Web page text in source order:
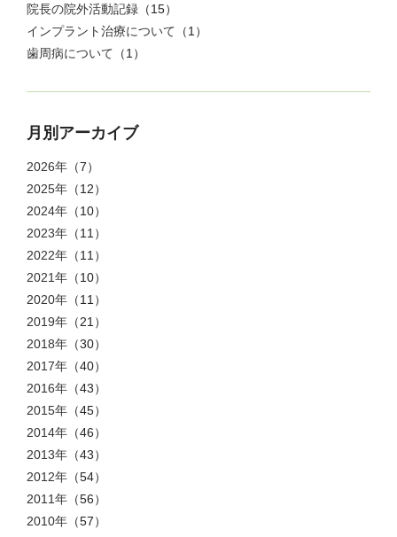
院長の院外活動記録 （15）
インプラント治療について （1）
歯周病について （1）
月別アーカイブ
2026年 （7）
2025年 （12）
2024年 （10）
2023年 （11）
2022年 （11）
2021年 （10）
2020年 （11）
2019年 （21）
2018年 （30）
2017年 （40）
2016年 （43）
2015年 （45）
2014年 （46）
2013年 （43）
2012年 （54）
2011年 （56）
2010年 （57）